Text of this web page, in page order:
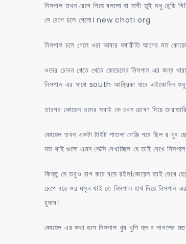
নিসপাল তখন রেগে গিয়ে বললো হা মাগী তুই শুধু রেন্ডি
সে রেগে চলে গেলো। new choti org
নিসপাল চলে গেলে ওরা আবার যথারীতি আগের মত
ওদের চোদন খেতে খেতে কোয়েলের নিসপাল এর জন্য
নিসপাল এর সাথে south আফ্রিকা যাবে এইকোদিন শুধু
তারপর কোয়েল ওদের সবাই কে চরম চোষণ দিয়ে
কোয়েল তখন একটা টাইট পাতলা গেঞ্জি পরে ছিল র খুব
মত থাই গুলো এমন সেক্সি দেখাচ্ছিল যে তাই দেখে
কিন্তু সে তবুও রাগ করে বসে রইল।কোয়েল তাই দেখে
চেপে ধরে ওর মসৃন থাই তে নিসপাল হাথ দিয়ে
চুদবে।
কোয়েল এর কথা শুনে নিসপাল খুব খুশি হল র